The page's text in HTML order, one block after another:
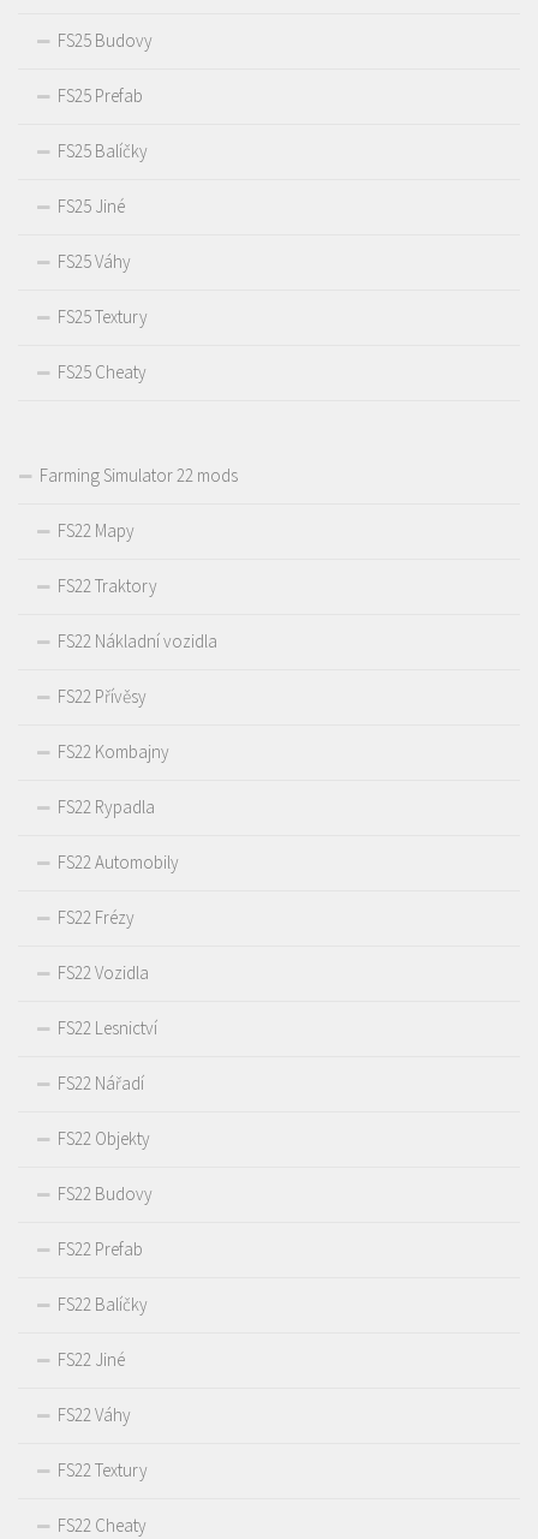
FS25 Budovy
FS25 Prefab
FS25 Balíčky
FS25 Jiné
FS25 Váhy
FS25 Textury
FS25 Cheaty
Farming Simulator 22 mods
FS22 Mapy
FS22 Traktory
FS22 Nákladní vozidla
FS22 Přívěsy
FS22 Kombajny
FS22 Rypadla
FS22 Automobily
FS22 Frézy
FS22 Vozidla
FS22 Lesnictví
FS22 Nářadí
FS22 Objekty
FS22 Budovy
FS22 Prefab
FS22 Balíčky
FS22 Jiné
FS22 Váhy
FS22 Textury
FS22 Cheaty